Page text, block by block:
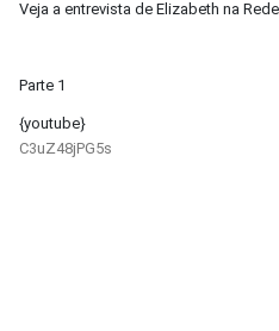
Veja a entrevista de Elizabeth na
Parte 1
{youtube}
C3uZ48jPG5s